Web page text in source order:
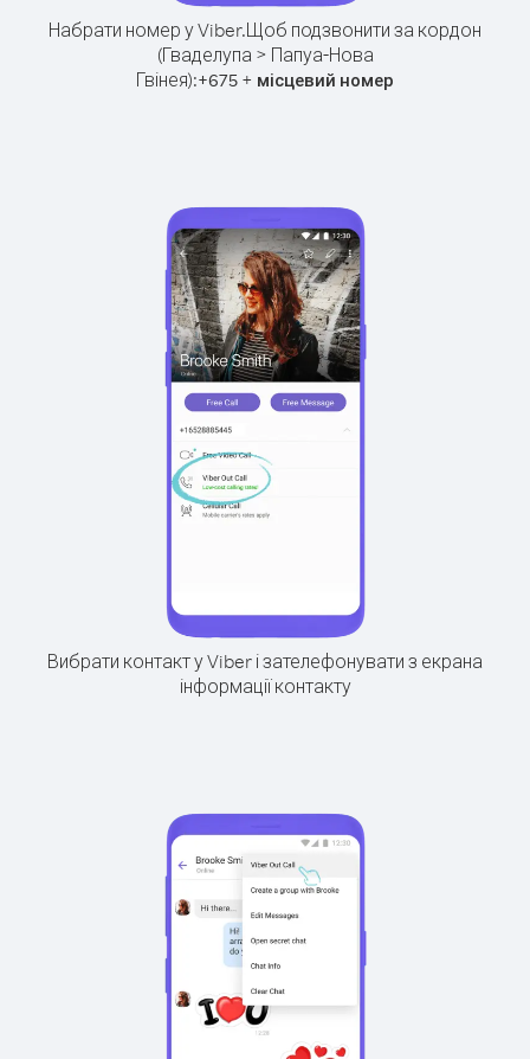
Набрати номер у Viber.Щоб подзвонити за кордон
(Гваделупа > Папуа-Нова
Гвінея):+675 + місцевий номер
Вибрати контакт у Viber і зателефонувати з екрана
інформації контакту